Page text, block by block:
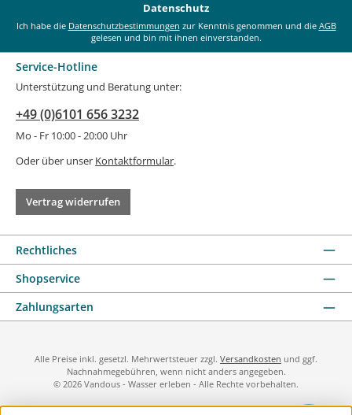
Datenschutz
Ich habe die Datenschutzbestimmungen zur Kenntnis genommen und die AGB
gelesen und bin mit ihnen einverstanden.
Service-Hotline
Unterstützung und Beratung unter:
+49 (0)6101 656 3232
Mo - Fr 10:00 - 20:00 Uhr
Oder über unser Kontaktformular.
Vertrag widerrufen
Rechtliches
Shopservice
Zahlungsarten
Alle Preise inkl. gesetzl. Mehrwertsteuer zzgl. Versandkosten und ggf.
Nachnahmegebühren, wenn nicht anders angegeben.
© 2026 Vandous - Wasser erleben - Alle Rechte vorbehalten.